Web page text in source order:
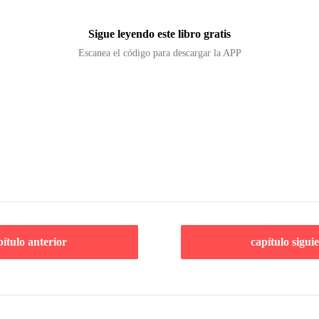
Sigue leyendo este libro gratis
Escanea el código para descargar la APP
anterior capítulo